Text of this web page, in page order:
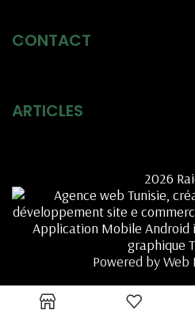
CONTACT
ARTICLES
2026
Powered by